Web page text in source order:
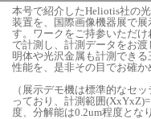
本号で紹介したHeliotis社の
装置を、国際画像機器展で展
す。ワークをご持参いただけ
で計測し、計測データをお渡
明体や光沢金属も計測できる
性能を、是非その目でお確か
（展示デモ機は標準的なセ
っており、計測範囲
度、分解能は0.2um程度とな